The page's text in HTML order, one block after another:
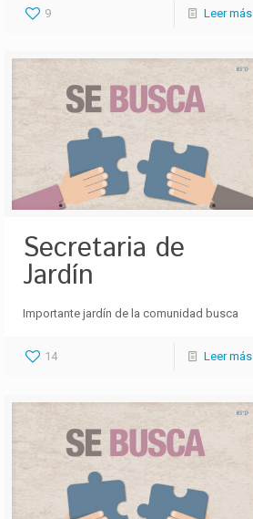
9 Leer más
Secretaria de
Jardín
Importante jardín de la comunidad busca
14 Leer más